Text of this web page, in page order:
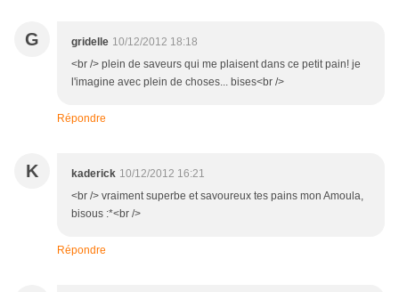
G gridelle 10/12/2012 18:18
<br /> plein de saveurs qui me plaisent dans ce petit pain! je
l'imagine avec plein de choses... bises<br />
Répondre
K kaderick 10/12/2012 16:21
<br /> vraiment superbe et savoureux tes pains mon Amoula,
bisous :*<br />
Répondre